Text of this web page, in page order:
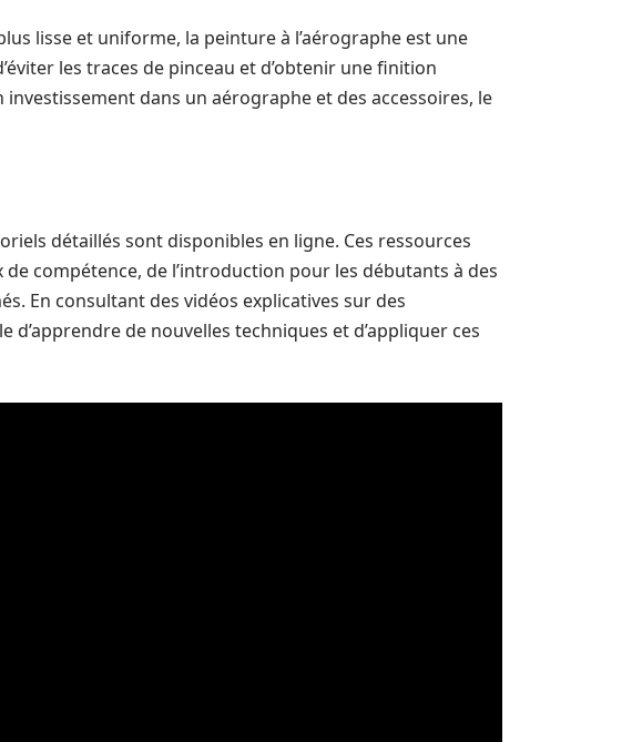
lisse et uniforme, la peinture à l’aérographe est une
les traces de pinceau et d’obtenir une finition
dans un aérographe et des accessoires, le
détaillés sont disponibles en ligne. Ces ressources
compétence, de l’introduction pour les débutants à des
En consultant des vidéos explicatives sur des
d’apprendre de nouvelles techniques et d’appliquer ces